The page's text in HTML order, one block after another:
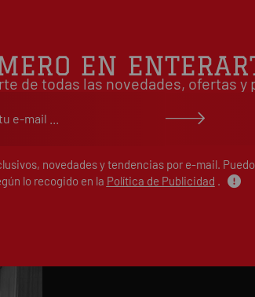
EN
de todas las novedades, ofertas y
novedades y tendencias por e-mail.
lo recogido en la Política de Publicidad